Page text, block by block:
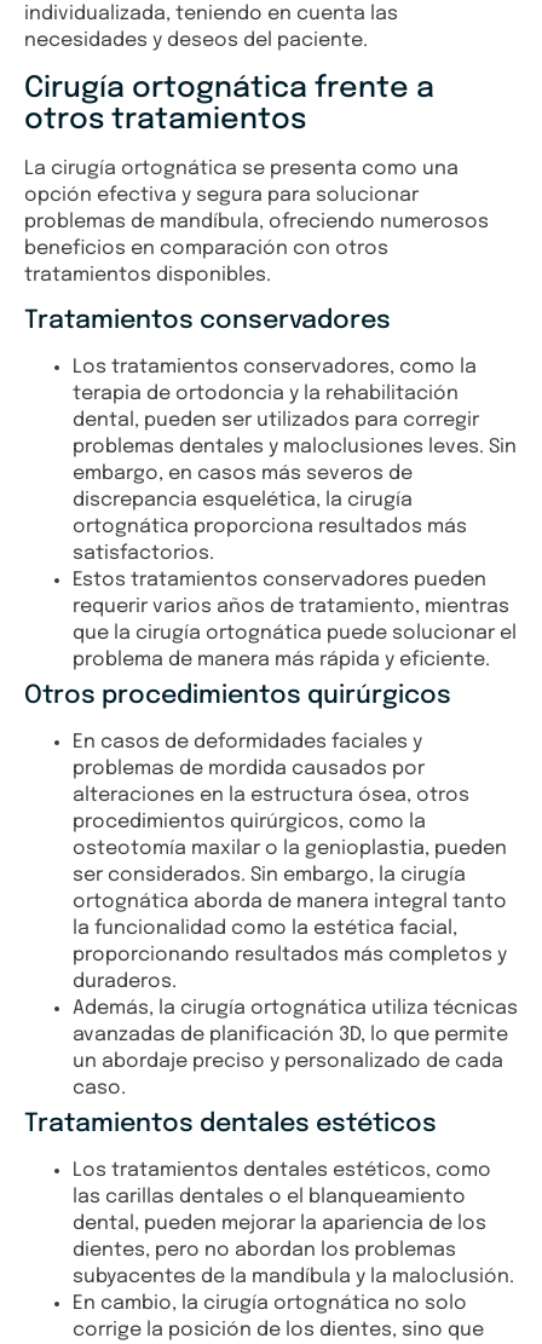
individualizada, teniendo en cuenta las
necesidades y deseos del paciente.
Cirugía ortognática frente a
otros tratamientos
La cirugía ortognática se presenta como una
opción efectiva y segura para solucionar
problemas de mandíbula, ofreciendo numerosos
beneficios en comparación con otros
tratamientos disponibles.
Tratamientos conservadores
Los tratamientos conservadores, como la
terapia de ortodoncia y la rehabilitación
dental, pueden ser utilizados para corregir
problemas dentales y maloclusiones leves. Sin
embargo, en casos más severos de
discrepancia esquelética, la cirugía
ortognática proporciona resultados más
satisfactorios.
Estos tratamientos conservadores pueden
requerir varios años de tratamiento, mientras
que la cirugía ortognática puede solucionar el
problema de manera más rápida y eficiente.
Otros procedimientos quirúrgicos
En casos de deformidades faciales y
problemas de mordida causados por
alteraciones en la estructura ósea, otros
procedimientos quirúrgicos, como la
osteotomía maxilar o la genioplastia, pueden
ser considerados. Sin embargo, la cirugía
ortognática aborda de manera integral tanto
la funcionalidad como la estética facial,
proporcionando resultados más completos y
duraderos.
Además, la cirugía ortognática utiliza técnicas
avanzadas de planificación 3D, lo que permite
un abordaje preciso y personalizado de cada
caso.
Tratamientos dentales estéticos
Los tratamientos dentales estéticos, como
las carillas dentales o el blanqueamiento
dental, pueden mejorar la apariencia de los
dientes, pero no abordan los problemas
subyacentes de la mandíbula y la maloclusión.
En cambio, la cirugía ortognática no solo
corrige la posición de los dientes, sino que